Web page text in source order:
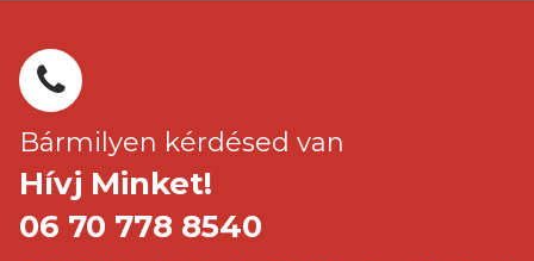
Bármilyen kérdésed van
Hívj Minket!
06 70 778 8540